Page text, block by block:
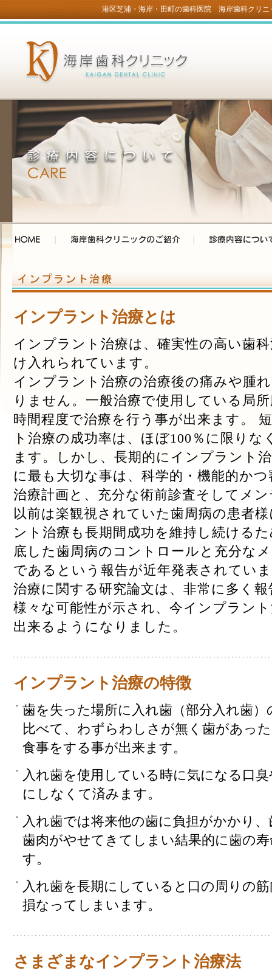
港区芝浦・海岸・田町の歯科医院 海岸歯科クリ
インプラント治療とは
インプラント治療は、確実性の高い歯
け入れられています。
インプラント治療の治療後の痛みや腫
りません。一般治療で使用している局
時間程度で治療を行う事が出来ます。
ト治療の成功率は、ほぼ100％に限り
ます。しかし、長期的にインプラント
に最も大切な事は、科学的・機能的か
治療計画と、充分な術前診査そしてメ
以前は楽観視されていた歯周病の患者
ント治療も長期間成功を維持し続ける
底した歯周病のコントロールと充分な
であるという報告が近年発表されてい
治療に関する研究論文は、非常に多く
様々な可能性が示され、今インプラン
出来るようになりました。
インプラント治療の特徴
歯を失った場所に入れ歯（部分入れ歯
比べて、わずらわしさが無く歯があっ
食事をする事が出来ます。
入れ歯を使用している時に気になる口
にしなくて済みます。
入れ歯では将来他の歯に負担がかかり
歯肉がやせてきてしまい結果的に歯の
す。
入れ歯を長期にしていると口の周りの
損なってしまいます。
さまざまなインプラント治療法